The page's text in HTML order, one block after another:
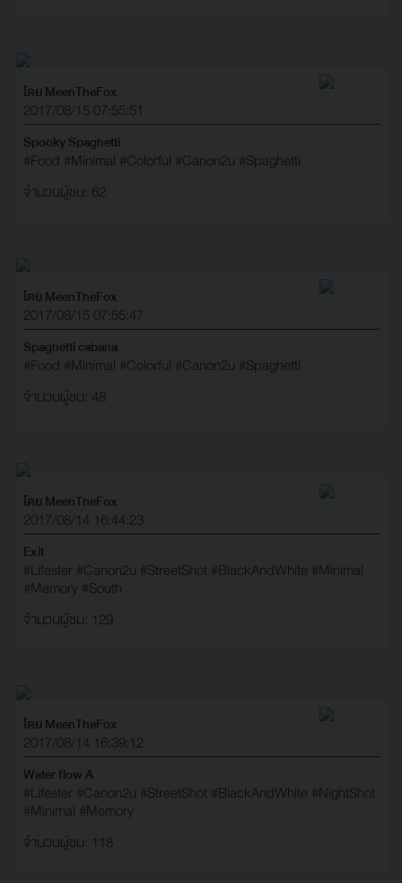
โดย MeenTheFox
2017/08/15 07:55:51
Spooky Spaghetti
#Food #Minimal #Colorful #Canon2u #Spaghetti
จำนวนผู้ชม: 62
โดย MeenTheFox
2017/08/15 07:55:47
Spaghetti cabana
#Food #Minimal #Colorful #Canon2u #Spaghetti
จำนวนผู้ชม: 48
โดย MeenTheFox
2017/08/14 16:44:23
Exit
#Lifester #Canon2u #StreetShot #BlackAndWhite #Minimal
#Memory #South
จำนวนผู้ชม: 129
โดย MeenTheFox
2017/08/14 16:39:12
Water flow A
#Lifester #Canon2u #StreetShot #BlackAndWhite #NightShot
#Minimal #Memory
จำนวนผู้ชม: 118